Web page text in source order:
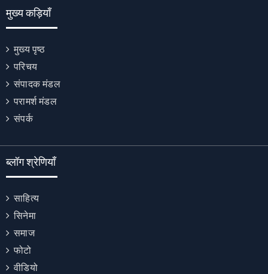
मुख्य कड़ियाँ
मुख्य पृष्ठ
परिचय
संपादक मंडल
परामर्श मंडल
संपर्क
ब्लॉग श्रेणियाँ
साहित्य
सिनेमा
समाज
फोटो
वीडियो